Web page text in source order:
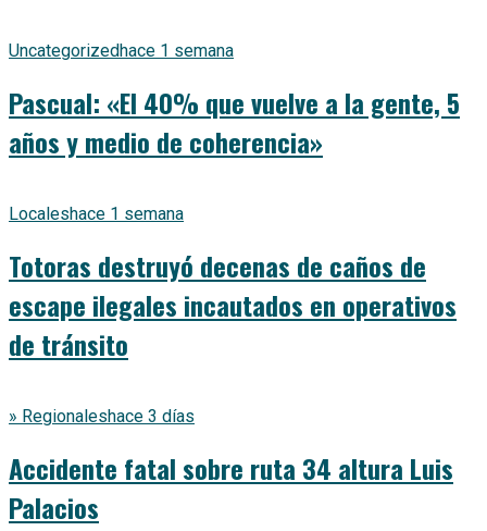
Uncategorized hace 1 semana
Pascual: «El 40% que vuelve a la gente, 5
años y medio de coherencia»
Localeshace 1 semana
Totoras destruyó decenas de caños de
escape ilegales incautados en operativos
de tránsito
» Regionaleshace 3 días
Accidente fatal sobre ruta 34 altura Luis
Palacios